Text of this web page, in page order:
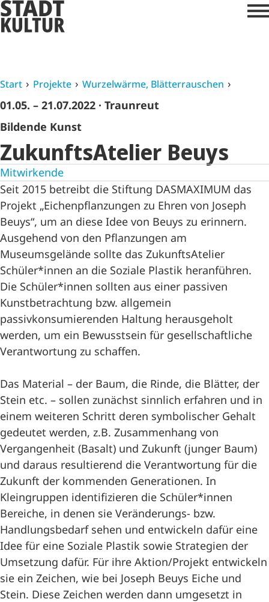
Start Projekte Wurzelwärme, Blätterrauschen
01.05. – 21.07.2022 · Traunreut
Bildende Kunst
ZukunftsAtelier Beuys
Mitwirkende
Seit 2015 betreibt die Stiftung DASMAXIMUM das
Projekt „Eichenpflanzungen zu Ehren von Joseph
Beuys“, um an diese Idee von Beuys zu erinnern.
Ausgehend von den Pflanzungen am
Museumsgelände sollte das ZukunftsAtelier
Schüler*innen an die Soziale Plastik heranführen.
Die Schüler*innen sollten aus einer passiven
Kunstbetrachtung bzw. allgemein
passivkonsumierenden Haltung herausgeholt
werden, um ein Bewusstsein für gesellschaftliche
Verantwortung zu schaffen.
Das Material – der Baum, die Rinde, die Blätter, der
Stein etc. – sollen zunächst sinnlich erfahren und in
einem weiteren Schritt deren symbolischer Gehalt
gedeutet werden, z.B. Zusammenhang von
Vergangenheit (Basalt) und Zukunft (junger Baum)
und daraus resultierend die Verantwortung für die
Zukunft der kommenden Generationen. In
Kleingruppen identifizieren die Schüler*innen
Bereiche, in denen sie Veränderungs- bzw.
Handlungsbedarf sehen und entwickeln dafür eine
Idee für eine Soziale Plastik sowie Strategien der
Umsetzung dafür. Für ihre Aktion/Projekt entwickeln
sie ein Zeichen, wie bei Joseph Beuys Eiche und
Stein. Diese Zeichen werden dann umgesetzt in